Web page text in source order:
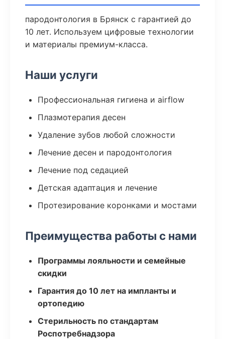
пародонтология в Брянск с гарантией до
10 лет. Используем цифровые технологии
и материалы премиум-класса.
Наши услуги
Профессиональная гигиена и airflow
Плазмотерапия десен
Удаление зубов любой сложности
Лечение десен и пародонтология
Лечение под седацией
Детская адаптация и лечение
Протезирование коронками и мостами
Преимущества работы с нами
Программы лояльности и семейные
скидки
Гарантия до 10 лет на импланты и
ортопедию
Стерильность по стандартам
Роспотребнадзора